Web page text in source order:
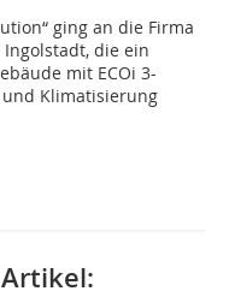
ging an die Firma
Ingolstadt, die ein
mit ECOi 3-
und Klimatisierung